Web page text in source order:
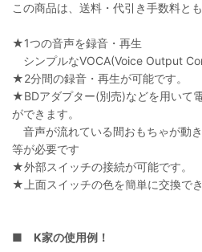
この商品は、送料・代引き手数料と
★1つの音声を録音・再生
シンプルなVOCA(Voice Output
★2分間の録音・再生が可能です。
★BDアダプター(別売)などを用いて
ができます。
音声が流れている間おもちゃが動
等が必要です
★外部スイッチの接続が可能です。
★上面スイッチの色を簡単に交換でき
■ K家の使用例！